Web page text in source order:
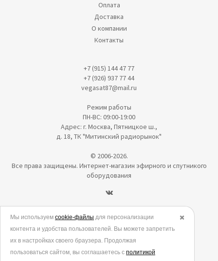
Оплата
Доставка
О компании
Контакты
+7 (915) 144 47 77
+7 (926) 937 77 44
vegasat87@mail.ru
Режим работы
ПН-ВС: 09:00-19:00
Адрес: г. Москва, Пятницкое ш.,
д. 18, ТК "Митинский радиорынок"
© 2006-2026.
Все права защищены. Интернет-магазин эфирного и спутникого
оборудования
Политика в отношении обработки персональных данных
Согласие на обработку персональных данных
Согласие на обработку данных метрическими программами
✖️
Мы используем cookie-файлы для персонализации
контента и удобства пользователей. Вы можете запретить
их в настройках своего браузера. Продолжая
пользоваться сайтом, вы соглашаетесь с политикой